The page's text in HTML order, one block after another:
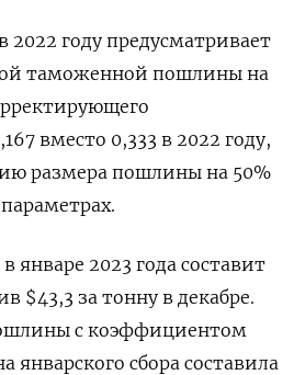
2022 году предусматривает
таможенной пошлины на
вместо 0,333 в 2022 году,
размера пошлины на 50%
январе 2023 года составит
$43,3 за тонну в декабре.
с коэффициентом
январского сбора составила